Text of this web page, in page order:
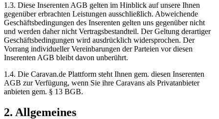
1.3. Diese Inserenten AGB gelten im Hinblick auf unsere Ihnen
gegenüber erbrachten Leistungen ausschließlich. Abweichende
Geschäftsbedingungen des Inserenten gelten uns gegenüber nicht
und werden daher nicht Vertragsbestandteil. Der Geltung derartiger
Geschäftsbedingungen wird ausdrücklich widersprochen. Der
Vorrang individueller Vereinbarungen der Parteien vor diesen
Inserenten AGB bleibt davon unberührt.
1.4. Die Caravan.de Plattform steht Ihnen gem. diesen Inserenten
AGB zur Verfügung, wenn Sie ihre Caravans als Privatanbieter
anbieten gem. § 13 BGB.
2. Allgemeines